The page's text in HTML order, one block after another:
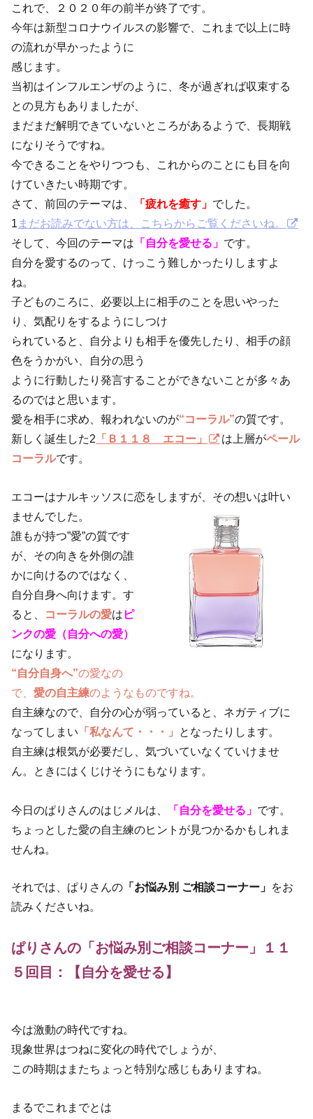
これで、２０２０年の前半が終了です。
今年は新型コロナウイルスの影響で、これまで以上に時
の流れが早かったように
感じます。
当初はインフルエンザのように、冬が過ぎれば収束する
との見方もありましたが、
まだまだ解明できていないところがあるようで、長期戦
になりそうですね。
今できることをやりつつも、これからのことにも目を向
けていきたい時期です。
さて、前回のテーマは、
「疲れを癒す」 でした。
1 まだお読みでない方は、こちらからご覧くださいね。
そして、今回のテーマは 「自分を愛せる」 です。
自分を愛するのって、けっこう難しかったりしますよ
ね。
子どものころに、必要以上に相手のことを思いやった
り、気配りをするようにしつけ
られていると、自分よりも相手を優先したり、相手の顔
色をうかがい、自分の思う
ように行動したり発言することができないことが多々あ
るのではと思います。
愛を相手に求め、報われないのが“コーラル”の質です。
新しく誕生した2 「Ｂ１１８ エコー」 は上層がペール
コーラルです。
エコーはナルキッソスに恋をしますが、その想いは叶い
ませんでした。
誰もが持つ”愛”の質です
が、その向きを外側の誰
かに向けるのではなく、
自分自身へ向けます。す
ると、 コーラルの愛は ピ
ンクの愛（自分への愛）
になります。
“自分自身へ”の愛なの
で、愛の自主練のようなものですね。
自主練なので、自分の心が弱っていると、ネガティブに
なってしまい 「私なんて・・・」
となったりします。
自主練は根気が必要だし、気づいていなくていけませ
ん。ときにはくじけそうにもなります。
今日のぱりさんのはじメルは、 「自分を愛せる」 です。
ちょっとした愛の自主練のヒントが見つかるかもしれま
せんね。
それでは、ぱりさんの 「お悩み別 ご相談コーナー」 をお
読みくださいね。
ぱりさんの「お悩み別ご相談コーナー」１１
５回目：【自分を愛せる】
今は激動の時代ですね。
現象世界はつねに変化の時代でしょうが、
この時期はまたちょっと特別な感じもありますね。
まるでこれまでとは